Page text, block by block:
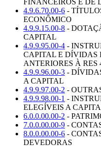
4.9.6.70.00-6 -
ECONÔMICO
4.9.9.15.00-8 -
CAPITAL
4.9.9.95.00-4 -
CAPITAL E DÍVIDAS
ANTERIORES À RES
4.9.9.96.00-3 -
A CAPITAL
4.9.9.97.00-2 -
4.9.9.98.00-1 -
ELEGÍVEIS A
6.0.0.00.00-2 -
7.0.0.00.00-9 -
8.0.0.00.00-6 -
DEVEDORAS